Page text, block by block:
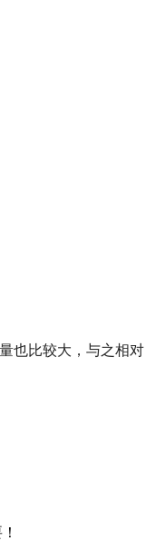
也比较大，与之相对